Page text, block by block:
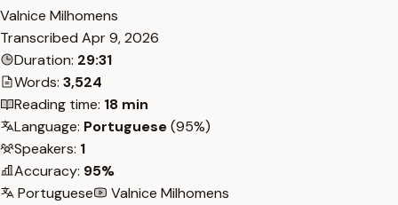
Valnice Milhomens
Transcribed Apr 9, 2026
Duration: 29:31
Words: 3,524
Reading time: 18 min
Language: Portuguese(95%)
Speakers: 1
Accuracy: 95%
Portuguese
Valnice Milhomens